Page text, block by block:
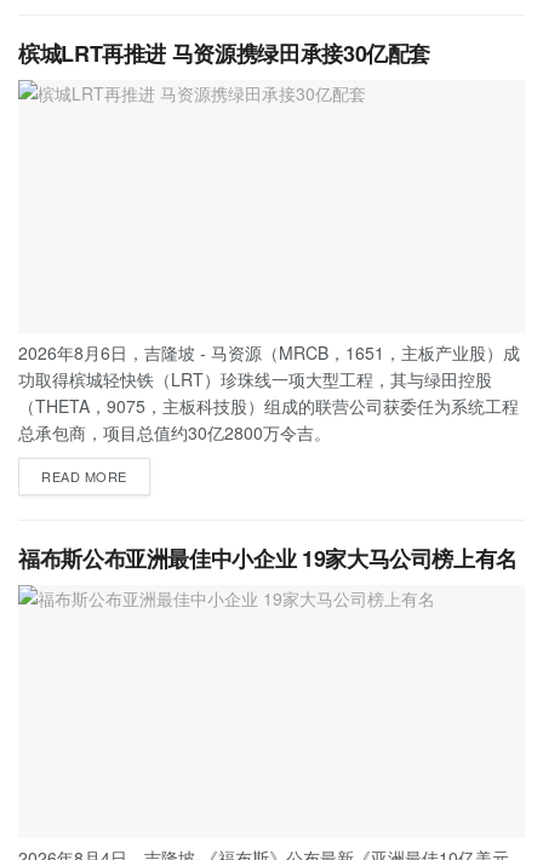
槟城LRT再推进 马资源携绿田承接30亿配套
2026年8月6日，吉隆坡 - 马资源（MRCB，1651，主板产业股）成
功取得槟城轻快铁（LRT）珍珠线一项大型工程，其与绿田控股
（THETA，9075，主板科技股）组成的联营公司获委任为系统工程
总承包商，项目总值约30亿2800万令吉。
READ MORE
福布斯公布亚洲最佳中小企业 19家大马公司榜上有名